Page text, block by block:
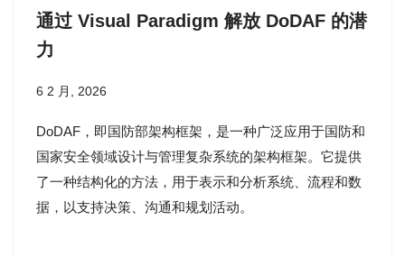
通过 Visual Paradigm 解放 DoDAF 的潜
力
6 2 月, 2026
DoDAF，即国防部架构框架，是一种广泛应用于国防和
国家安全领域设计与管理复杂系统的架构框架。它提供
了一种结构化的方法，用于表示和分析系统、流程和数
据，以支持决策、沟通和规划活动。